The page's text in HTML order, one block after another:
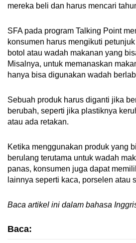
mereka beli dan harus mencari
SFA pada program Talking Point
konsumen harus mengikuti
botol atau wadah makanan yang
Misalnya, untuk memanaskan
hanya bisa digunakan wadah
Sebuah produk harus diganti jika
berubah, seperti jika plastiknya
atau ada retakan.
Ketika menggunakan produk yang
berulang terutama untuk wadah
panas, konsumen juga dapat
lainnya seperti kaca, porselen atau
Baca artikel ini dalam bahasa
Baca: